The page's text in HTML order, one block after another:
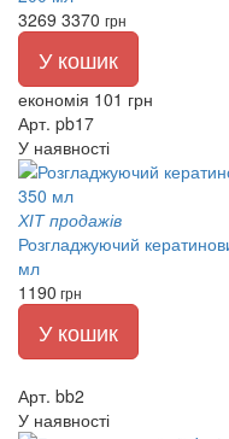
3269 3370 грн
У кошик
економія 101 грн
Арт. pb17
У наявності
ХІТ продажів
Розгладжуючий
мл
1190 грн
У кошик
Арт. bb2
У наявності